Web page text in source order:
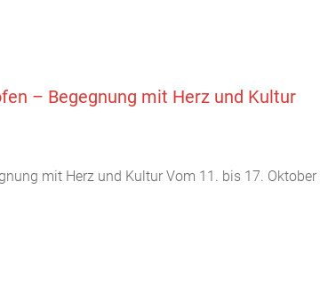
– Begegnung mit Herz und Kultur
mit Herz und Kultur Vom 11. bis 17.